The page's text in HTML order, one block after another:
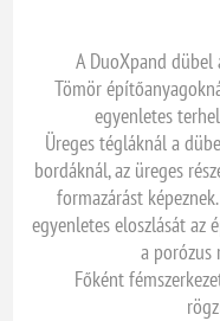
A DuoXpand dübel
Tömör
egyenletes
Üreges tégláknál a
bordáknál, az üreges
formazárást
egyenletes eloszlását az
a porózus
Főként